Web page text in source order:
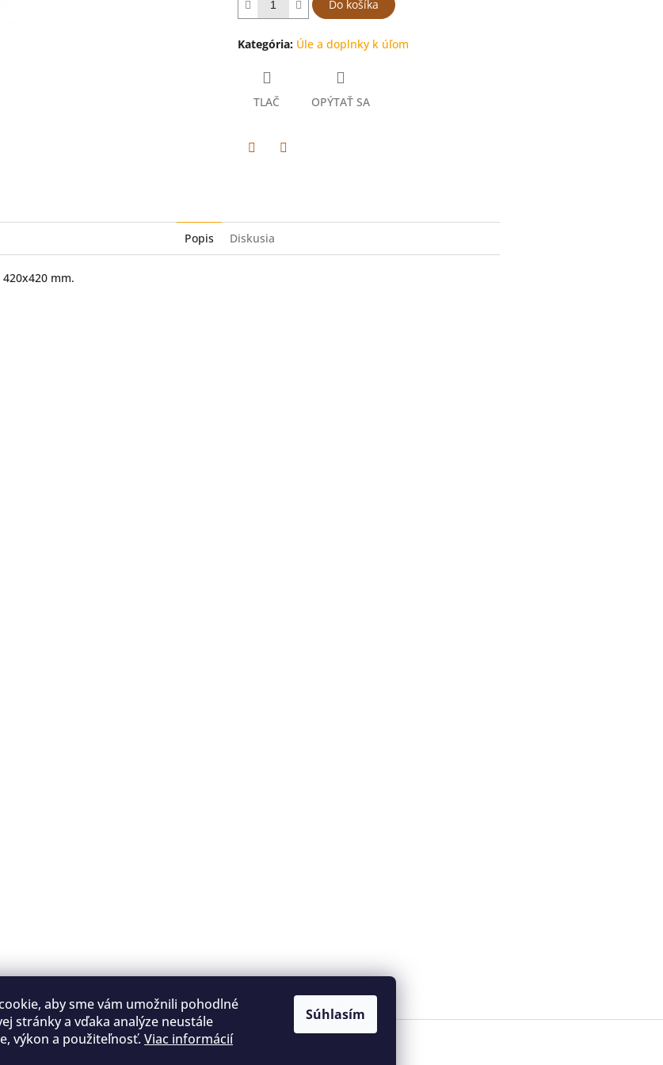
aby sme vám umožnili pohodlné
stránky a vďaka analýze neustále
výkon a použiteľnosť. Viac informácií
Súhlasím
hviezdičiek.
Do košíka
Kategória: Úle a doplnky k úľom
TLAČ OPÝTAŤ SA
Popis Diskusia
420x420 mm.
Obchodné podmienky Podmienky ochrany osobných údajov